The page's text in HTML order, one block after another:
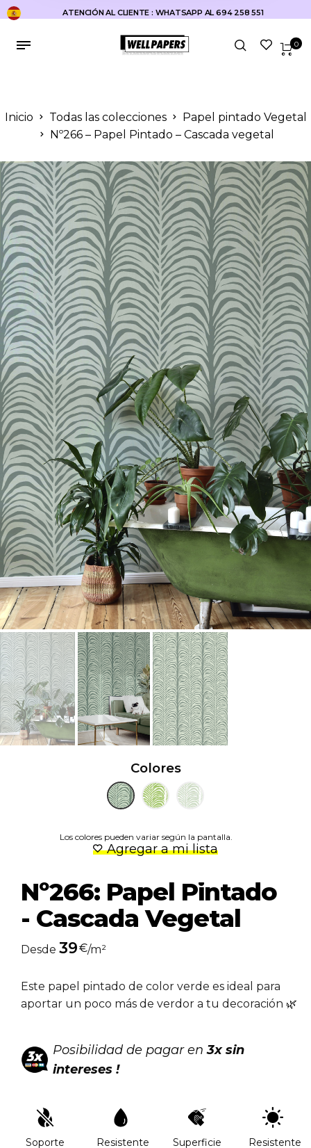
ATENCIÓN AL CLIENTE : WHATSAPP AL 694 258 551
0
Inicio Todas las colecciones
Papel pintado Vegetal
Nº266 – Papel Pintado – Cascada vegetal
Colores
Los colores pueden variar según la pantalla.
Agregar a mi lista
Nº266: Papel Pintado
- Cascada Vegetal
Desde 39€/m²
Este papel pintado de color verde es ideal para
aportar un poco más de verdor a tu decoración 🌿
Posibilidad de pagar en3x sin
intereses !
Soporte
Resistente
Superficie
Resistente